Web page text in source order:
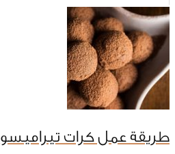
طريقة عمل كرات تيراميسو